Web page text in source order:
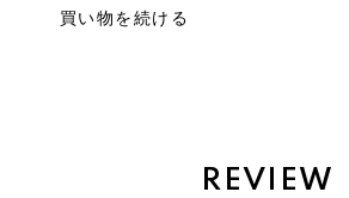
買い物を続ける
REVIEW